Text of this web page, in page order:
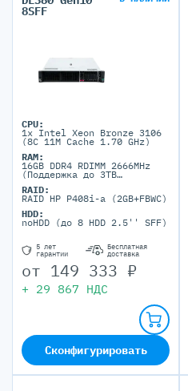
8SFF
CPU:
1x Intel Xeon Bronze 3106
(8C 11M Cache 1.70 GHz)
RAM:
16GB DDR4 RDIMM 2666MHz
(Поддержка до 3TB
портов)
RAID:
RAID HP P408i-a (2GB+FBWC)
HDD:
noHDD (до 8 HDD 2.5'' SFF)
5 лет
гарантии
Бесплатная
доставка
от 149 333 ₽
+ 29 867 НДС
Сконфигурировать